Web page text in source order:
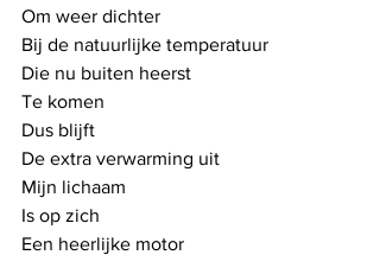
Om weer dichter
Bij de natuurlijke temperatuur
Die nu buiten heerst
Te komen
Dus blijft
De extra verwarming uit
Mijn lichaam
Is op zich
Een heerlijke motor